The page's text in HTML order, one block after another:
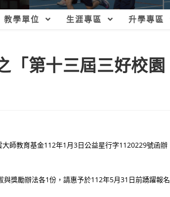
教學單位 生涯專區 升學專區
「第十三屆三好校園
師教育基金112年1月3日公益星行字1120229號函辦
獎勵辦法各1份，請惠予於112年5月31日前踴躍報名